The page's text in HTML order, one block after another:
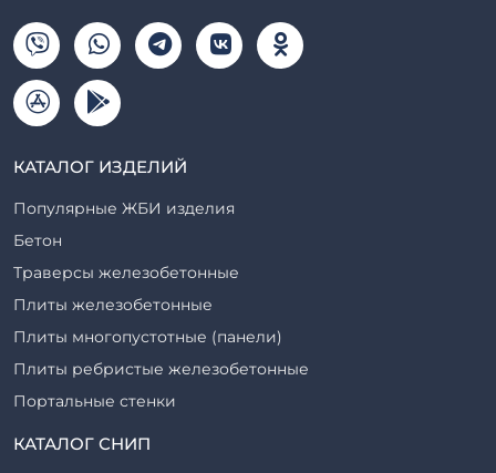
КАТАЛОГ ИЗДЕЛИЙ
Популярные ЖБИ изделия
Бетон
Траверсы железобетонные
Плиты железобетонные
Плиты многопустотные (панели)
Плиты ребристые железобетонные
Портальные стенки
Прогоны железобетонные
КАТАЛОГ СНИП